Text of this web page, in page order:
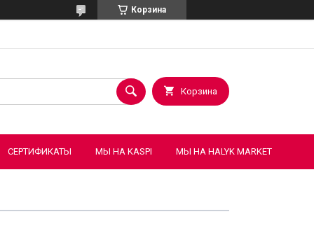
Корзина
Корзина
СЕРТИФИКАТЫ МЫ НА KASPI МЫ НА HALYK MARKET